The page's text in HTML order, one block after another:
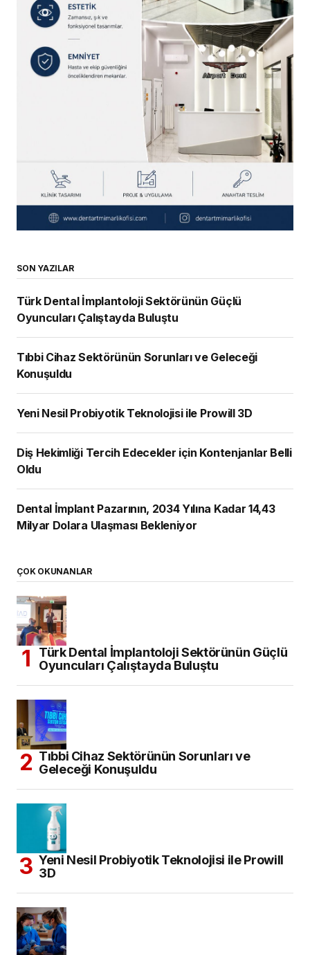
SON YAZILAR
Türk Dental İmplantoloji Sektörünün Güçlü
Oyuncuları Çalıştayda Buluştu
Tıbbi Cihaz Sektörünün Sorunları ve Geleceği
Konuşuldu
Yeni Nesil Probiyotik Teknolojisi ile Prowill 3D
Diş Hekimliği Tercih Edecekler için Kontenjanlar Belli
Oldu
Dental İmplant Pazarının, 2034 Yılına Kadar 14,43
Milyar Dolara Ulaşması Bekleniyor
ÇOK OKUNANLAR
Türk Dental İmplantoloji Sektörünün Güçlü
Oyuncuları Çalıştayda Buluştu
Tıbbi Cihaz Sektörünün Sorunları ve
Geleceği Konuşuldu
Yeni Nesil Probiyotik Teknolojisi ile Prowill
3D